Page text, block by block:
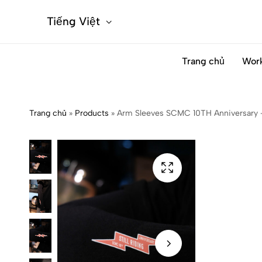
Tiếng Việt
Trang chủ
Trang chủ » Products » Arm Sleeves SCMC 10TH